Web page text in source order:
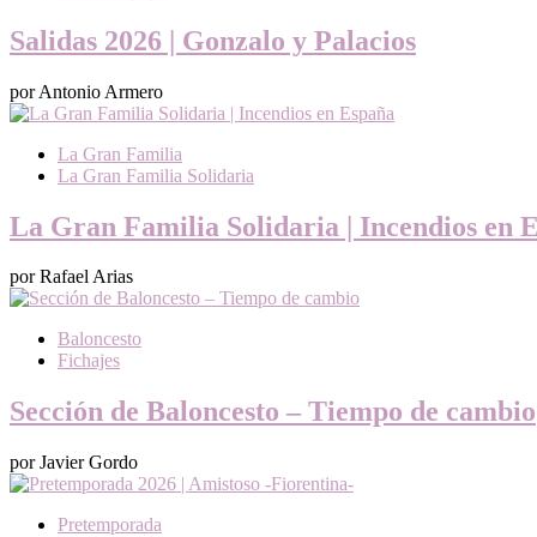
Salidas 2026 | Gonzalo y Palacios
por Antonio Armero
La Gran Familia
La Gran Familia Solidaria
La Gran Familia Solidaria | Incendios en
por Rafael Arias
Baloncesto
Fichajes
Sección de Baloncesto – Tiempo de cambio
por Javier Gordo
Pretemporada